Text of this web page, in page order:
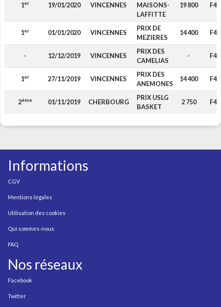
1er 19/01/2020 VINCENNES
MAISONS-
LAFFITTE
19 800 F4
1er 01/01/2020 VINCENNES
PRIX DE
MEZIERES
14 400 F4
- 12/12/2019 VINCENNES
PRIX DES
CAMELIAS
- F4
1er 27/11/2019 VINCENNES
PRIX DES
ANEMONES
14 400 F4
2ème 01/11/2019 CHERBOURG
PRIX USLG
BASKET
2 750 F4
Informations
CGV
Mentions légales
Utilisation des cookies
Qui sommes-nous
FAQ
Nos réseaux
Facebook
Twitter